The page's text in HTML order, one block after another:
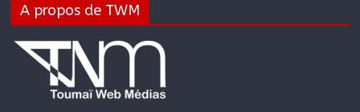
A propos de TWM